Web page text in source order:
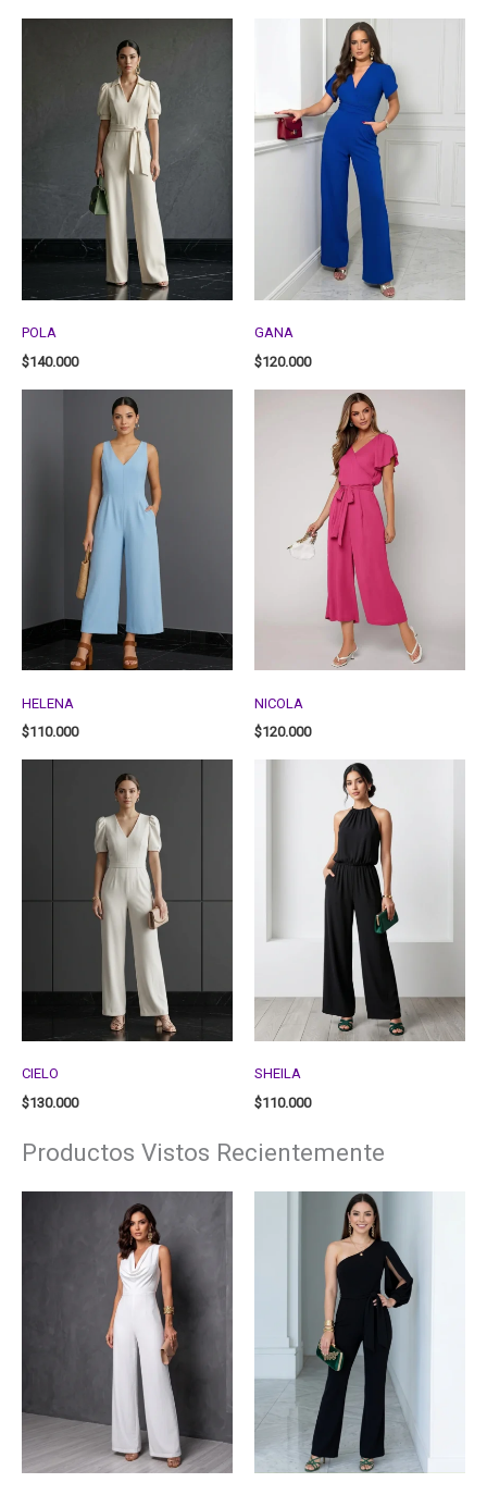
POLA
$140.000
GANA
$120.000
HELENA
$110.000
NICOLA
$120.000
CIELO
$130.000
SHEILA
$110.000
Productos Vistos Recientemente